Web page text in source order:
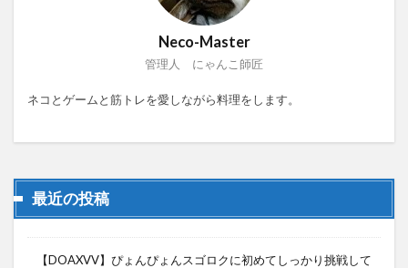
Neco-Master
管理人 にゃんこ師匠
ネコとゲームと筋トレを愛しながら料理をします。
最近の投稿
【DOAXVV】ぴょんぴょんスゴロクに初めてしっかり挑戦して